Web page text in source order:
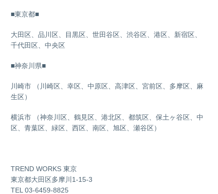
■東京都■
大田区、品川区、目黒区、世田谷区、渋谷区、港区、新宿区、
千代田区、中央区
■神奈川県■
川崎市 （川崎区、幸区、中原区、高津区、宮前区、多摩区、麻
生区）
横浜市 （神奈川区、鶴見区、港北区、都筑区、保土ヶ谷区、中
区、青葉区、緑区、西区、南区、旭区、瀬谷区）
TREND WORKS 東京
東京都大田区多摩川1-15-3
TEL 03-6459-8825